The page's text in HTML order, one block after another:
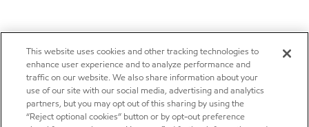
This website uses cookies and other tracking technologies to
enhance user experience and to analyze performance and
traffic on our website. We also share information about your
use of our site with our social media, advertising and analytics
partners, but you may opt out of this sharing by using the
“Reject optional cookies” button or by opt-out preference